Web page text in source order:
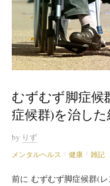
むずむず脚症候
症候群)を治した
by りず
メンタルヘルス / 健康 / 雑記
前に むずむず脚症候群(